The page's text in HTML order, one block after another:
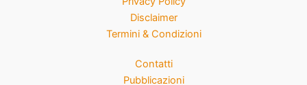
Disclaimer
Termini & Condizioni
Contatti
Pubblicazioni